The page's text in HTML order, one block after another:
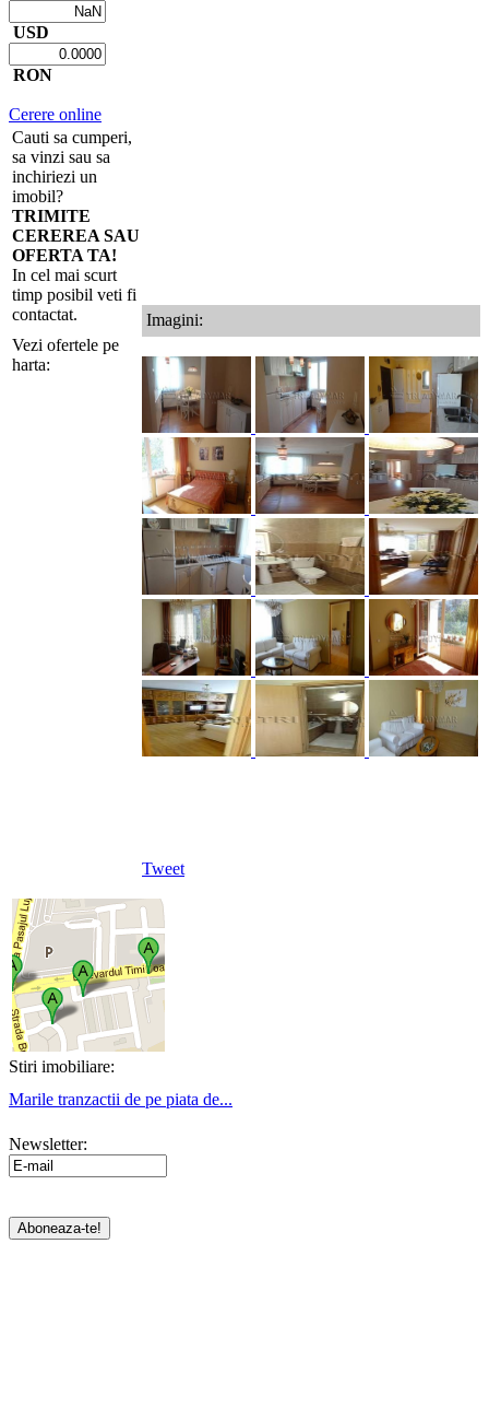
Imagini:
Tweet
USD
RON
Cerere online
Cauti sa cumperi,
sa vinzi sau sa
inchiriezi un
imobil?
TRIMITE
CEREREA SAU
OFERTA TA!
In cel mai scurt
timp posibil veti fi
contactat.
Vezi ofertele pe
harta:
Stiri imobiliare:
Marile tranzactii de pe piata de...
Newsletter: